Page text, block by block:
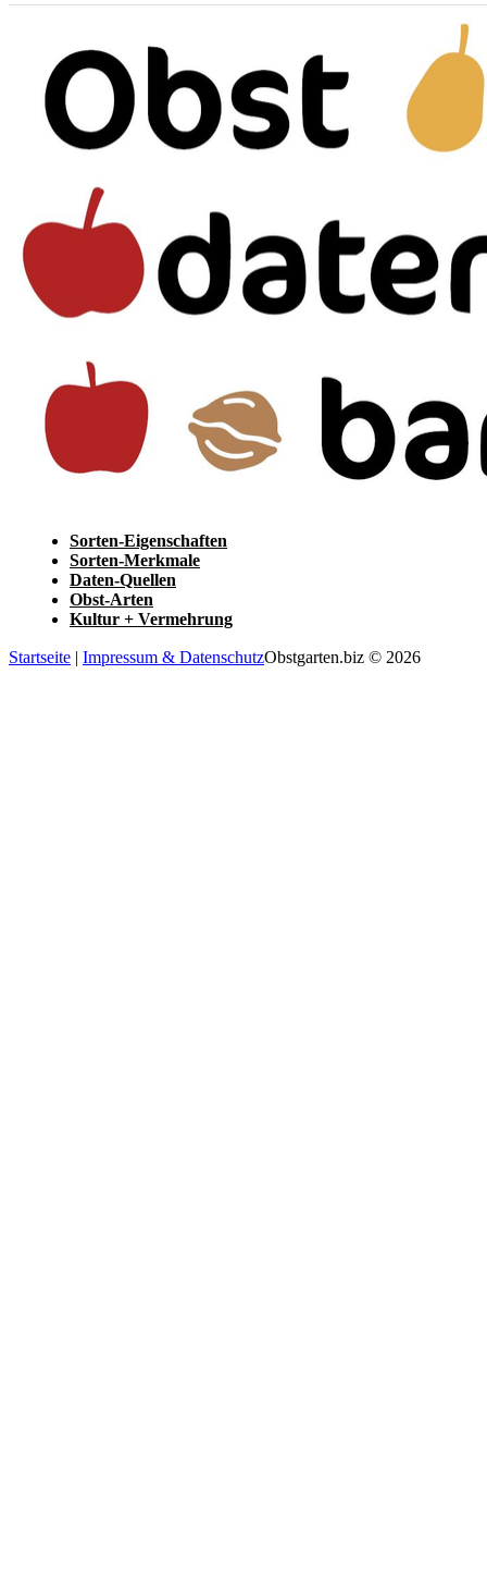
Sorten-Eigenschaften
Sorten-Merkmale
Daten-Quellen
Obst-Arten
Kultur + Vermehrung
Startseite | Impressum & DatenschutzObstgarten.biz © 2026